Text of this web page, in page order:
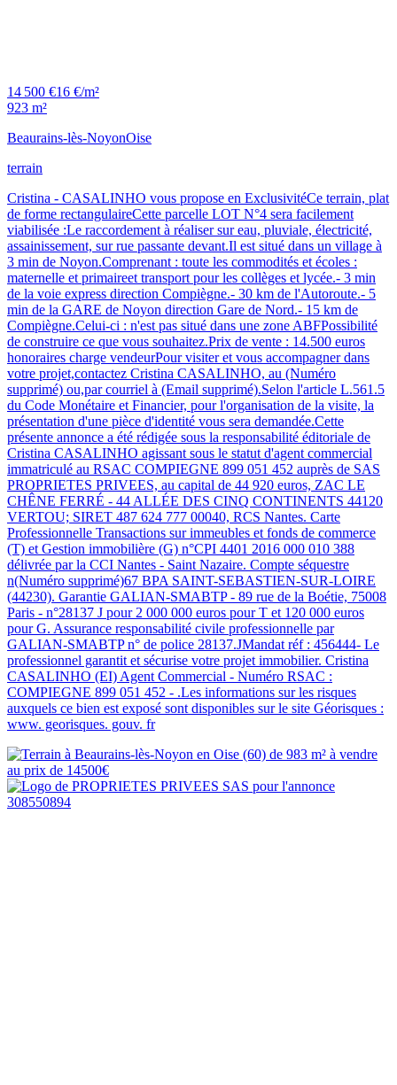
14 500 €16 €/m²
923 m²
Beaurains-lès-NoyonOise
terrain
Cristina - CASALINHO vous propose en ExclusivitéCe terrain, plat
de forme rectangulaireCette parcelle LOT N°4 sera facilement
viabilisée :Le raccordement à réaliser sur eau, pluviale, électricité,
assainissement, sur rue passante devant.Il est situé dans un village à
3 min de Noyon.Comprenant : toute les commodités et écoles :
maternelle et primaireet transport pour les collèges et lycée.- 3 min
de la voie express direction Compiègne.- 30 km de l'Autoroute.- 5
min de la GARE de Noyon direction Gare de Nord.- 15 km de
Compiègne.Celui-ci : n'est pas situé dans une zone ABFPossibilité
de construire ce que vous souhaitez.Prix de vente : 14.500 euros
honoraires charge vendeurPour visiter et vous accompagner dans
votre projet,contactez Cristina CASALINHO, au (Numéro
supprimé) ou,par courriel à (Email supprimé).Selon l'article L.561.5
du Code Monétaire et Financier, pour l'organisation de la visite, la
présentation d'une pièce d'identité vous sera demandée.Cette
présente annonce a été rédigée sous la responsabilité éditoriale de
Cristina CASALINHO agissant sous le statut d'agent commercial
immatriculé au RSAC COMPIEGNE 899 051 452 auprès de SAS
PROPRIETES PRIVEES, au capital de 44 920 euros, ZAC LE
CHÊNE FERRÉ - 44 ALLÉE DES CINQ CONTINENTS 44120
VERTOU; SIRET 487 624 777 00040, RCS Nantes. Carte
Professionnelle Transactions sur immeubles et fonds de commerce
(T) et Gestion immobilière (G) n°CPI 4401 2016 000 010 388
délivrée par la CCI Nantes - Saint Nazaire. Compte séquestre
n(Numéro supprimé)67 BPA SAINT-SEBASTIEN-SUR-LOIRE
(44230). Garantie GALIAN-SMABTP - 89 rue de la Boétie, 75008
Paris - n°28137 J pour 2 000 000 euros pour T et 120 000 euros
pour G. Assurance responsabilité civile professionnelle par
GALIAN-SMABTP n° de police 28137.JMandat réf : 456444- Le
professionnel garantit et sécurise votre projet immobilier. Cristina
CASALINHO (EI) Agent Commercial - Numéro RSAC :
COMPIEGNE 899 051 452 - .Les informations sur les risques
auxquels ce bien est exposé sont disponibles sur le site Géorisques :
www. georisques. gouv. fr